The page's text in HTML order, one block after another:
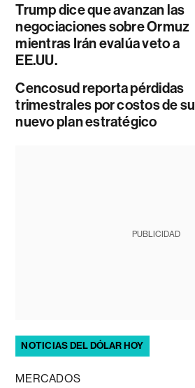
Trump dice que avanzan las
negociaciones sobre Ormuz
mientras Irán evalúa veto a
EE.UU.
Cencosud reporta pérdidas
trimestrales por costos de su
nuevo plan estratégico
PUBLICIDAD
NOTICIAS DEL DÓLAR HOY
MERCADOS